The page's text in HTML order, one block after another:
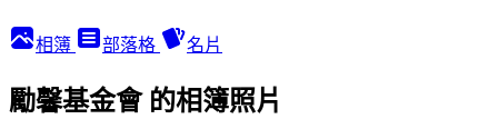
相簿 部落格 名片
勵馨基金會 的相簿照片